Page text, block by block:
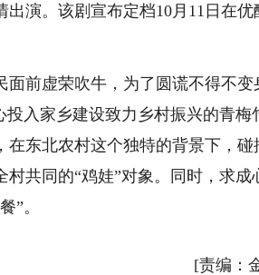
演。该剧宣布定档10月11日在优
前虚荣吹牛，为了圆谎不得不变
入家乡建设致力乡村振兴的青梅
在东北农村这个独特的背景下，碰
共同的“鸡娃”对象。同时，求成
”。
[责编：